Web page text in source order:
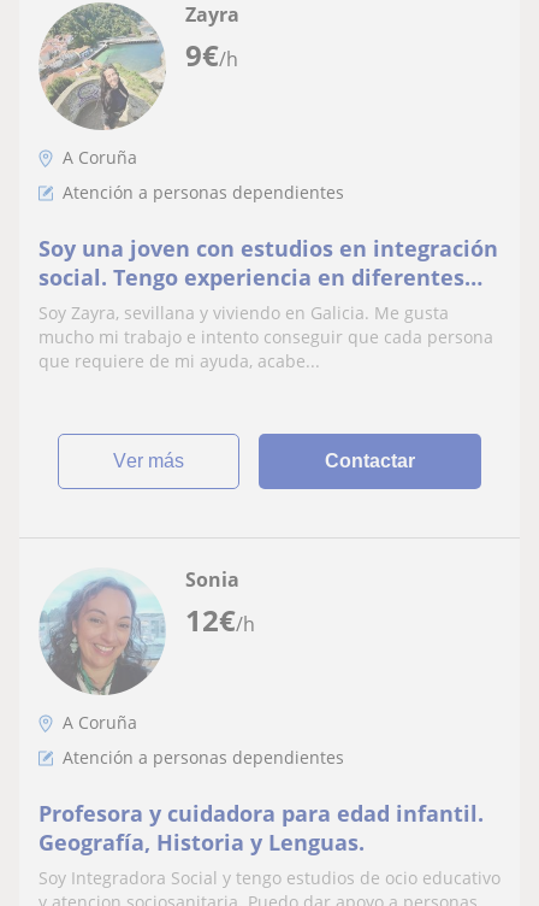
9€/h
Zayra
A Coruña
Atención a personas dependientes
Soy una joven con estudios en integración
social. Tengo experiencia en diferentes
ámbitos.
Soy Zayra, sevillana y viviendo en Galicia. Me gusta
mucho mi trabajo e intento conseguir que cada persona
que requiere de mi ayuda, acabe...
ver más Contactar
12€/h
Sonia
A Coruña
Atención a personas dependientes
Profesora y cuidadora para edad infantil.
Geografía, Historia y Lenguas.
Soy Integradora Social y tengo estudios de ocio educativo